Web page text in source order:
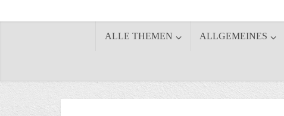
ALLE THEMEN ALLGEMEINES